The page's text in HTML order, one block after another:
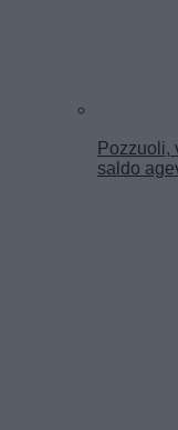
Pozzuoli,
saldo